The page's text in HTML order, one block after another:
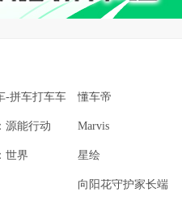
-拼车打车车主通勤
懂车帝
源能行动 Marvis
世界 星绘
向阳花守护家长端